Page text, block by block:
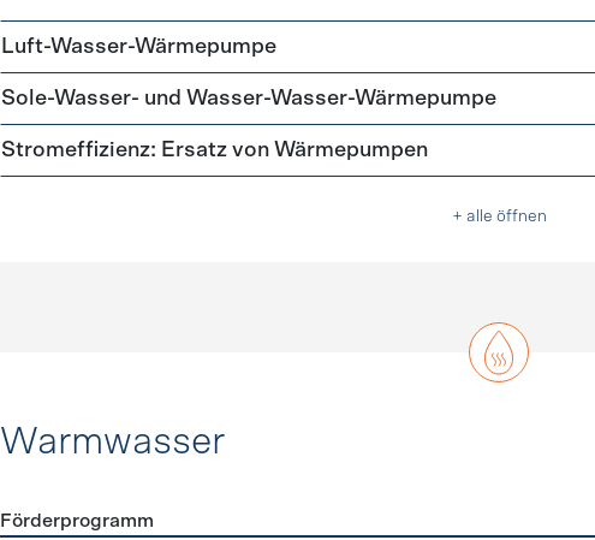
Luft-Wasser-Wärmepumpe
Sole-Wasser- und Wasser-Wasser-Wärmepumpe
Stromeffizienz: Ersatz von Wärmepumpen
+ alle öffnen
Warmwasser
Förderprogramm